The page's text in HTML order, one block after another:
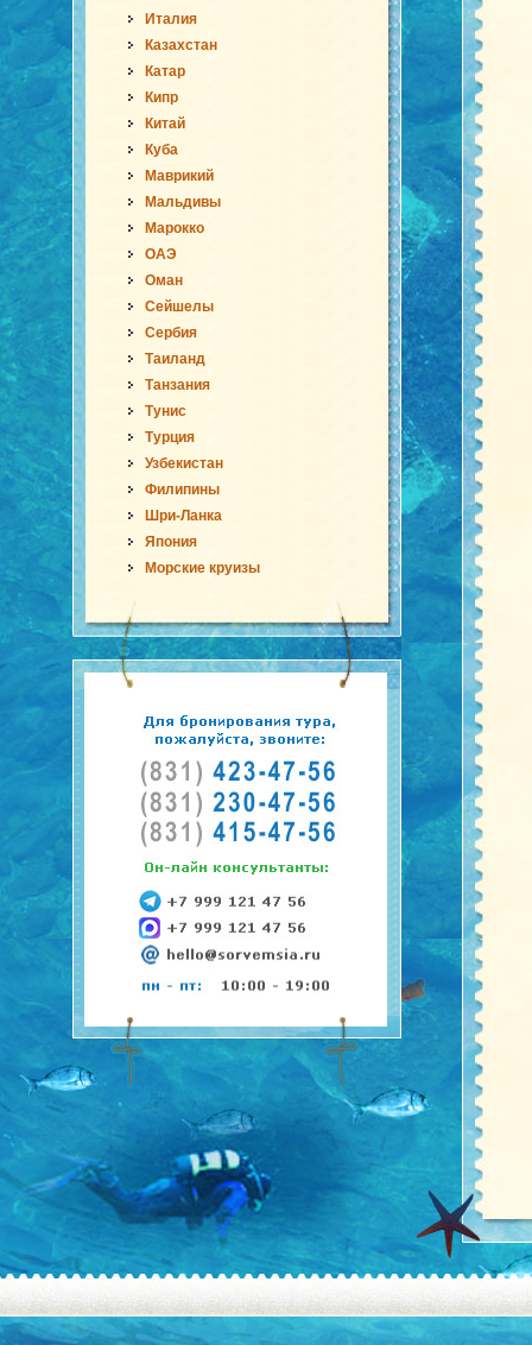
Италия
Казахстан
Катар
Кипр
Китай
Куба
Маврикий
Мальдивы
Марокко
ОАЭ
Оман
Сейшелы
Сербия
Таиланд
Танзания
Тунис
Турция
Узбекистан
Филипины
Шри-Ланка
Япония
Морские круизы